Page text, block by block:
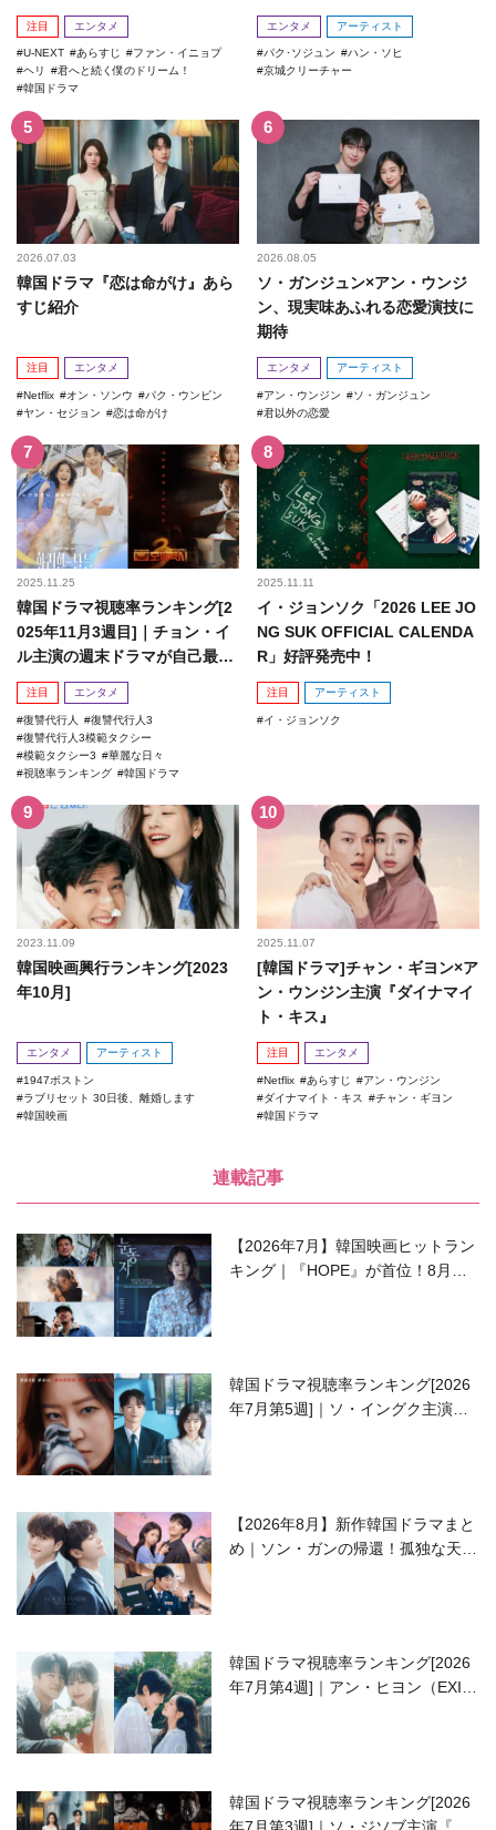
注目 エンタメ
U-NEXT あらすじ
ファン・イニョプ
ヘリ
君へと続く僕のドリーム！
韓国ドラマ
エンタメ アーティスト
パク･ソジュン
ハン・ソヒ
京城クリーチャー
2026.07.03
韓国ドラマ『恋は命がけ』あら
すじ紹介
注目 エンタメ
Netflix オン・ソンウ
パク・ウンビン
ヤン・セジョン
恋は命がけ
2026.08.05
ソ・ガンジュン×アン・ウンジ
ン、現実味あふれる恋愛演技に
期待
エンタメ アーティスト
アン・ウンジン
ソ・ガンジュン
君以外の恋愛
2025.11.25
韓国ドラマ視聴率ランキング[2
025年11月3週目]｜チョン・イ
ル主演の週末ドラマが自己最高
記録を更新！
注目 エンタメ
復讐代行人
復讐代行人3
復讐代行人3模範タクシー
模範タクシー3
華麗な日々
視聴率ランキング
韓国ドラマ
2025.11.11
イ・ジョンソク「2026 LEE JO
NG SUK OFFICIAL CALENDA
R」好評発売中！
注目 アーティスト
イ・ジョンソク
2023.11.09
韓国映画興行ランキング[2023
年10月]
エンタメ アーティスト
1947ボストン
ラブリセット 30日後、離婚します
韓国映画
2025.11.07
[韓国ドラマ]チャン・ギヨン×ア
ン・ウンジン主演『ダイナマイ
ト・キス』
注目 エンタメ
Netflix あらすじ
アン・ウンジン
ダイナマイト・キス
チャン・ギヨン
韓国ドラマ
連載記事
【2026年7月】韓国映画ヒットラン
キング｜『HOPE』が首位！8月公
韓国ドラマ視聴率ランキング[2026
年7月第5週]｜ソ・イングク主演の
【2026年8月】新作韓国ドラマまと
め｜ソン・ガンの帰還！孤独な天才
韓国ドラマ視聴率ランキング[2026
年7月第4週]｜アン・ヒヨン（EXID
韓国ドラマ視聴率ランキング[2026
年7月第3週]｜ソ・ジソブ主演『エ